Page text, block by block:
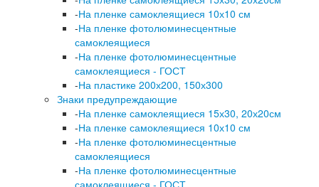
-На пленке самоклеящиеся 10х10 см
-На пленке фотолюминесцентные
самоклеящиеся
-На пленке фотолюминесцентные
самоклеящиеся - ГОСТ
-На пластике 200х200, 150х300
Знаки предупреждающие
-На пленке самоклеящиеся 15х30, 20х20см
-На пленке самоклеящиеся 10х10 см
-На пленке фотолюминесцентные
самоклеящиеся
-На пленке фотолюминесцентные